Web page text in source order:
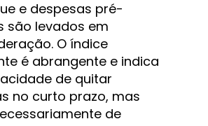
e despesas pré-
são levados em
O índice
é abrangente e indica
de quitar
no curto prazo, mas
de